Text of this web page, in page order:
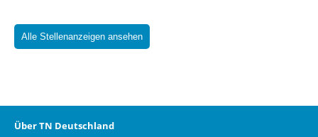
Alle Stellenanzeigen ansehen
Über TN Deutschland